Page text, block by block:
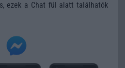
ezek a Chat fül alatt találhatók